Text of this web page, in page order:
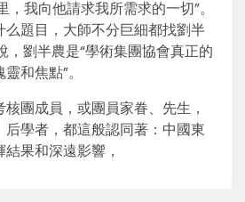
我向他請求我所需求的一切”。
題目，大師不分巨細都找劉半
，劉半農是“學術集團協會真正的
和焦點”。
團成員，或團員家眷、先生，
學者，都這般認同著：中國東
果和深遠影響，